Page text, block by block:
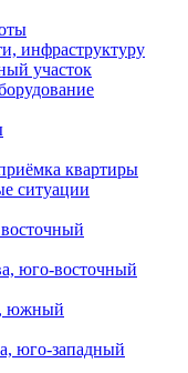
инфраструктуру
участок
квартиры
ситуации
юго-восточный
южный
юго-западный